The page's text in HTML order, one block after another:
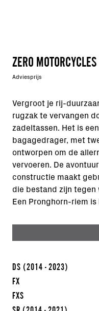
ZERO
Adviesprijs
Vergroot je rij-
rugzak te vervangen
zadeltassen. Het is
bagagedrager, met
ontworpen om de
vervoeren. De
constructie maakt
die bestand zijn tegen
Een Pronghorn-riem
DS (2014 - 2023)
FX
FXS